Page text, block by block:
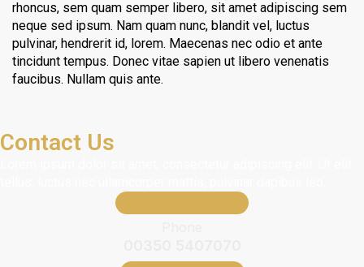
rhoncus, sem quam semper libero, sit amet adipiscing sem
neque sed ipsum. Nam quam nunc, blandit vel, luctus
pulvinar, hendrerit id, lorem. Maecenas nec odio et ante
tincidunt tempus. Donec vitae sapien ut libero venenatis
faucibus. Nullam quis ante.
Contact Us